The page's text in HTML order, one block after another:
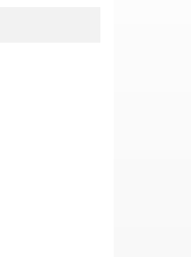
técnica
de un quiste
nivel de la
de hombro.
de las formas
del